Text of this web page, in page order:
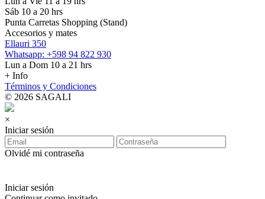
Sáb 10 a 20 hrs
Punta Carretas Shopping (Stand)
Accesorios y mates
Ellauri 350
Whatsapp: +598 94 822 930
Lun a Dom 10 a 21 hrs
+ Info
Términos y Condiciones
© 2026 SAGALI
×
Iniciar sesión
Olvidé mi contraseña
Iniciar sesión